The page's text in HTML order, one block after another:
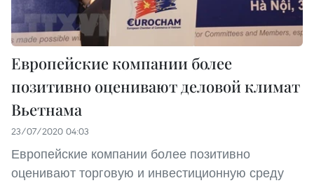
Европейские компании более
позитивно оценивают деловой климат
Вьетнама
23/07/2020 04:03
Европейские компании более позитивно
оценивают торговую и инвестиционную среду